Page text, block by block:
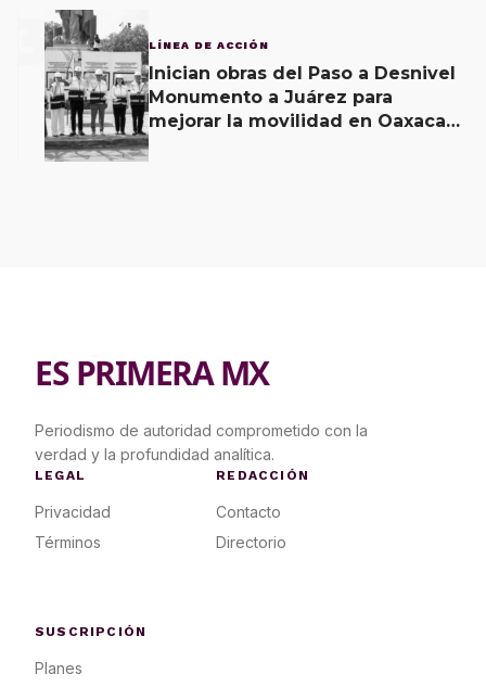
3 LÍNEA DE ACCIÓN
Inician obras del Paso a Desnivel
Monumento a Juárez para
mejorar la movilidad en Oaxaca
ES PRIMERA MX
Periodismo de autoridad comprometido con la
verdad y la profundidad analítica.
LEGAL
Privacidad
Términos
REDACCIÓN
Contacto
Directorio
SUSCRIPCIÓN
Planes